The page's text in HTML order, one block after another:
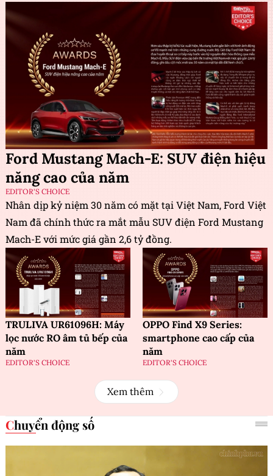
Ford Mustang Mach-E: SUV điện hiệu
năng cao của năm
EDITOR'S CHOICE
Nhân dịp kỷ niệm 30 năm có mặt tại Việt Nam, Ford Việt
Nam đã chính thức ra mắt mẫu SUV điện Ford Mustang
Mach-E với mức giá gần 2,6 tỷ đồng.
TRULIVA UR61096H: Máy
lọc nước RO âm tủ bếp của
năm
EDITOR'S CHOICE
OPPO Find X9 Series:
smartphone cao cấp của
năm
EDITOR'S CHOICE
Xem thêm
Chuyển động số